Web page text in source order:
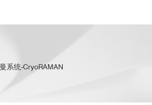
系统-CryoRAMAN